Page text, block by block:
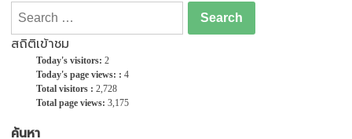
Search
for:
สถิติเข้าชม
Today's visitors: 2
Today's page views: : 4
Total visitors : 2,728
Total page views: 3,175
ค้นหา